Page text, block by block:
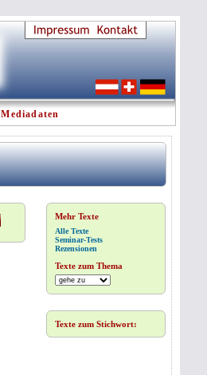
Mediadaten
Mehr Texte
Alle Texte
Seminar-Tests
Rezensionen
Texte zum Thema
Texte zum Stichwort: